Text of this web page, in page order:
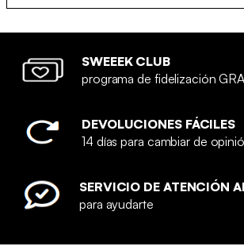
SWEEEK CLUB
programa de fidelización
DEVOLUCIONES FÁCILES
14 días para cambiar de
SERVICIO DE ATENCIÓN
para ayudarte